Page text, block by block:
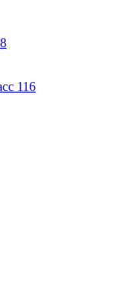
116